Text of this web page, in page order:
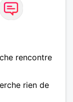
rencontre
rien de